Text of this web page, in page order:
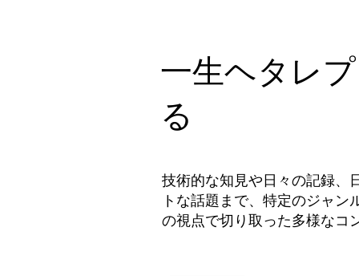
一生ヘタレ
る
技術的な知見や日々の記録、
トな話題まで、特定のジャ
の視点で切り取った多様なコ